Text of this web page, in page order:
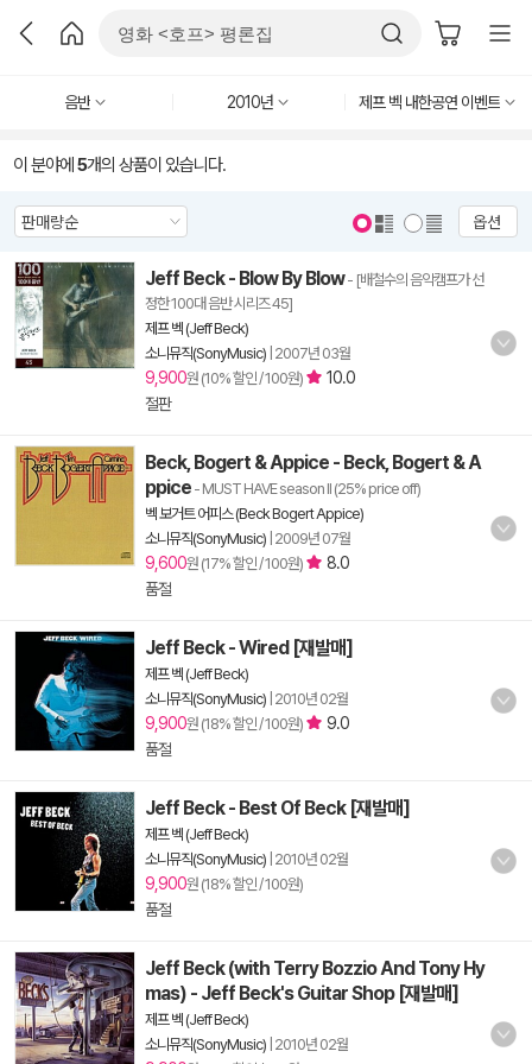
음반 2010년 제프 벡 내한공연 이벤트
이 분야에 5개의 상품이 있습니다.
옵션
Jeff Beck - Blow By Blow- [배철수의 음악캠프가 선
정한 100대 음반 시리즈 45]
제프 벡 (Jeff Beck)
소니뮤직(SonyMusic) 2007년 03월
9,900원 (10% 할인 / 100원)
10.0
절판
Beck, Bogert & Appice - Beck, Bogert & A
ppice - MUST HAVE season II (25% price off)
벡 보거트 어피스 (Beck Bogert Appice)
소니뮤직(SonyMusic) 2009년 07월
9,600원 (17% 할인 / 100원)
8.0
품절
Jeff Beck - Wired [재발매]
제프 벡 (Jeff Beck)
소니뮤직(SonyMusic) 2010년 02월
9,900원 (18% 할인 / 100원)
9.0
품절
Jeff Beck - Best Of Beck [재발매]
제프 벡 (Jeff Beck)
소니뮤직(SonyMusic) 2010년 02월
9,900원 (18% 할인 / 100원)
품절
Jeff Beck (with Terry Bozzio And Tony Hy
mas) - Jeff Beck's Guitar Shop [재발매]
제프 벡 (Jeff Beck)
소니뮤직(SonyMusic) 2010년 02월